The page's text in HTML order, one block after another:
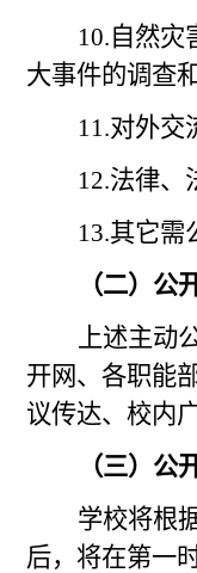
10.自然灾
大事件的调查
11.对外交
12.法律、
13.其它需
（二）公
上述主动
开网、各职能
议传达、校内
（三）公
学校将根
后，将在第一